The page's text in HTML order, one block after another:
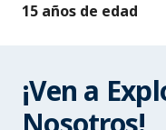
15 años de edad
¡Ven a